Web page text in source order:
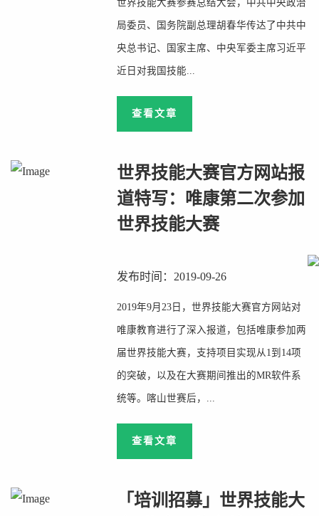
世界技能大赛参赛总结大会，中共中央政治
局委员、国务院副总理胡春华传达了中共中
央总书记、国家主席、中央军委主席习近平
近日对我国技能...
查看文章
世界技能大赛官方网站报
道特写：唯康第二次参加
世界技能大赛
发布时间：2019-09-26
2019年9月23日，世界技能大赛官方网站对
唯康教育进行了深入报道，包括唯康参加两
届世界技能大赛，支持项目实现从1到14项
的突破，以及在大赛期间推出的MR软件系
统等。喀山世赛后，...
查看文章
「培训招募」世界技能大